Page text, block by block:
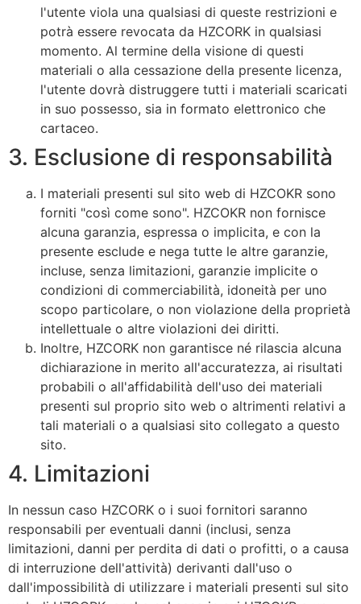
l'utente viola una qualsiasi di queste restrizioni e
potrà essere revocata da HZCORK in qualsiasi
momento. Al termine della visione di questi
materiali o alla cessazione della presente licenza,
l'utente dovrà distruggere tutti i materiali scaricati
in suo possesso, sia in formato elettronico che
cartaceo.
3. Esclusione di responsabilità
I materiali presenti sul sito web di HZCOKR sono
forniti "così come sono". HZCOKR non fornisce
alcuna garanzia, espressa o implicita, e con la
presente esclude e nega tutte le altre garanzie,
incluse, senza limitazioni, garanzie implicite o
condizioni di commerciabilità, idoneità per uno
scopo particolare, o non violazione della proprietà
intellettuale o altre violazioni dei diritti.
Inoltre, HZCORK non garantisce né rilascia alcuna
dichiarazione in merito all'accuratezza, ai risultati
probabili o all'affidabilità dell'uso dei materiali
presenti sul proprio sito web o altrimenti relativi a
tali materiali o a qualsiasi sito collegato a questo
sito.
4. Limitazioni
In nessun caso HZCORK o i suoi fornitori saranno
responsabili per eventuali danni (inclusi, senza
limitazioni, danni per perdita di dati o profitti, o a causa
di interruzione dell'attività) derivanti dall'uso o
dall'impossibilità di utilizzare i materiali presenti sul sito